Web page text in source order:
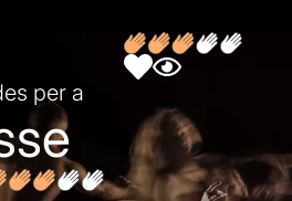
per a